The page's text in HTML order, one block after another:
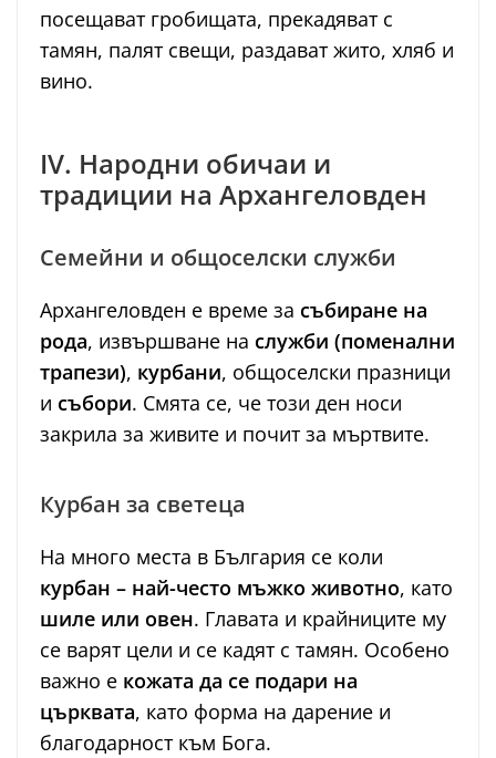
посещават гробищата, прекадяват с
тамян, палят свещи, раздават жито, хляб и
вино.
IV. Народни обичаи и
традиции на Архангеловден
Семейни и общоселски служби
Архангеловден е време за събиране на
рода, извършване на служби (поменални
трапези), курбани, общоселски празници
и събори. Смята се, че този ден носи
закрила за живите и почит за мъртвите.
Курбан за светеца
На много места в България се коли
курбан – най-често мъжко животно, като
шиле или овен. Главата и крайниците му
се варят цели и се кадят с тамян. Особено
важно е кожата да се подари на
църквата, като форма на дарение и
благодарност към Бога.